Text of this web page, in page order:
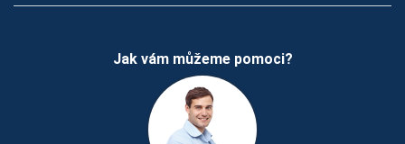
Jak vám můžeme pomoci?